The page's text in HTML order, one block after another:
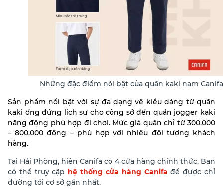
Những đặc điểm nổi bật của quần kaki nam Canifa
Sản phẩm nổi bật với sự đa dạng về kiểu dáng từ quần
kaki ống đứng lịch sự cho công sở đến quần jogger kaki
năng động phù hợp đi chơi. Mức giá quần chỉ từ 300.000
– 800.000 đồng – phù hợp với nhiều đối tượng khách
hàng.
Tại Hải Phòng, hiện Canifa có 4 cửa hàng chính thức. Bạn
có thể truy cập hệ thống cửa hàng Canifa để được chỉ
đường tới cơ sở gần nhất.